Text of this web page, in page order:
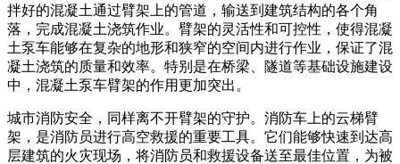
拌好的混凝土通过臂架上的管道，输送到建筑结构的各个角
落，完成混凝土浇筑作业。臂架的灵活性和可控性，使得混凝
土泵车能够在复杂的地形和狭窄的空间内进行作业，保证了混
凝土浇筑的质量和效率。特别是在桥梁、隧道等基础设施建设
中，混凝土泵车臂架的作用更加突出。
城市消防安全，同样离不开臂架的守护。消防车上的云梯臂
架，是消防员进行高空救援的重要工具。它们能够快速到达高
层建筑的火灾现场，将消防员和救援设备送至最佳位置，为被